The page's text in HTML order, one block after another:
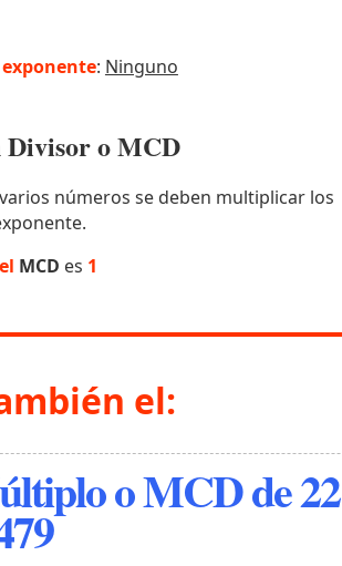
: Ninguno
o MCD
números se deben multiplicar los
MCD es 1
el:
o MCD de 22